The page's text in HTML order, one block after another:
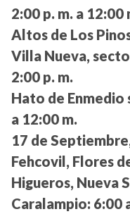
2:00 p. m. a 12:00
Altos de Los
Villa Nueva,
2:00 p. m.
Hato de Enmedio
a 12:00 m.
17 de
Fehcovil, Flores
Higueros, Nueva
Caralampio: 6:00